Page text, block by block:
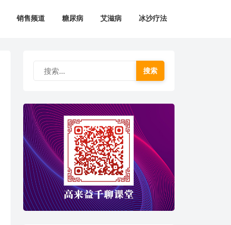
销售频道 糖尿病 艾滋病 冰沙疗法
搜索